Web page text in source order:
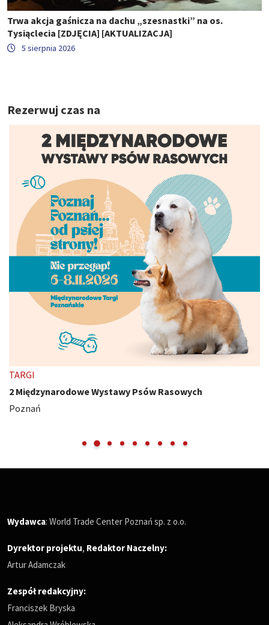
Trwa akcja gaśnicza na dachu „szesnastki” na os.
Tysiąclecia [ZDJĘCIA] [AKTUALIZACJA]
5 sierpnia 2026
Rezerwuj czas na
TARGI
2 Międzynarodowe Wystawy Psów Rasowych
Poznań
Wydawca: World Trade Center Poznań sp. z o.o.
Dyrektor projektu, Redaktor Naczelny:
Artur Adamczak
Zespół redakcyjny:
Franciszek Bryska